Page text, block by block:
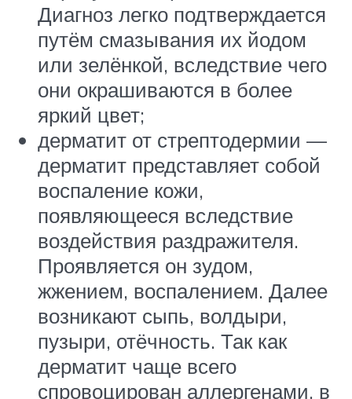
Диагноз легко подтверждается
путём смазывания их йодом
или зелёнкой, вследствие чего
они окрашиваются в более
яркий цвет;
дерматит от стрептодермии —
дерматит представляет собой
воспаление кожи,
появляющееся вследствие
воздействия раздражителя.
Проявляется он зудом,
жжением, воспалением. Далее
возникают сыпь, волдыри,
пузыри, отёчность. Так как
дерматит чаще всего
спровоцирован аллергенами, в